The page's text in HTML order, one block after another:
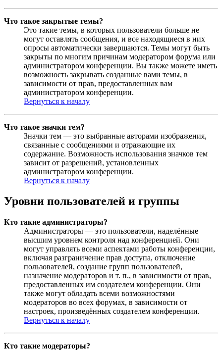
Что такое закрытые темы?
Это такие темы, в которых пользователи больше не
могут оставлять сообщения, и все находящиеся в них
опросы автоматически завершаются. Темы могут быть
закрыты по многим причинам модератором форума или
администратором конференции. Вы также можете иметь
возможность закрывать созданные вами темы, в
зависимости от прав, предоставленных вам
администратором конференции.
Вернуться к началу
Что такое значки тем?
Значки тем — это выбранные авторами изображения,
связанные с сообщениями и отражающие их
содержание. Возможность использования значков тем
зависит от разрешений, установленных
администратором конференции.
Вернуться к началу
Уровни пользователей и группы
Кто такие администраторы?
Администраторы — это пользователи, наделённые
высшим уровнем контроля над конференцией. Они
могут управлять всеми аспектами работы конференции,
включая разграничение прав доступа, отключение
пользователей, создание групп пользователей,
назначение модераторов и т. п., в зависимости от прав,
предоставленных им создателем конференции. Они
также могут обладать всеми возможностями
модераторов во всех форумах, в зависимости от
настроек, произведённых создателем конференции.
Вернуться к началу
Кто такие модераторы?